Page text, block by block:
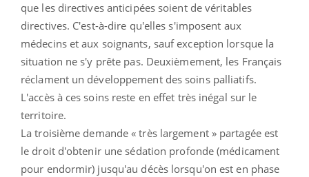
que les directives anticipées soient de véritables
directives. C'est-à-dire qu'elles s'imposent aux
médecins et aux soignants, sauf exception lorsque la
situation ne s'y prête pas. Deuxièmement, les Français
réclament un développement des soins palliatifs.
L'accès à ces soins reste en effet très inégal sur le
territoire.
La troisième demande « très largement » partagée est
le droit d'obtenir une sédation profonde (médicament
pour endormir) jusqu'au décès lorsqu'on est en phase